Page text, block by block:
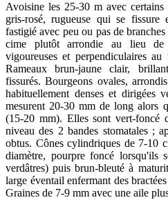
Avoisine les 25-30 m avec
gris-rosé, rugueuse qui se
fastigié avec peu ou pas de
cime plutôt arrondie au lieu de
vigoureuses et perpendiculaires
Rameaux brun-jaune clair,
fissurés. Bourgeons ovales,
habituellement denses et dirigées
mesurent 20-30 mm de long alors
(15-20 mm). Elles sont vert-foncé
niveau des 2 bandes stomatales ;
obtus. Cônes cylindriques de 7-10
diamètre, pourpre foncé lorsqu'ils
verdâtres) puis brun-bleuté à
large éventail enfermant des
Graines de 7-9 mm avec une aile